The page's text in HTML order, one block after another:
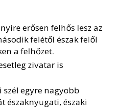
erősen felhős lesz az
felétől észak felől
a felhőzet.
zivatar is
egyre nagyobb
északnyugati, északi